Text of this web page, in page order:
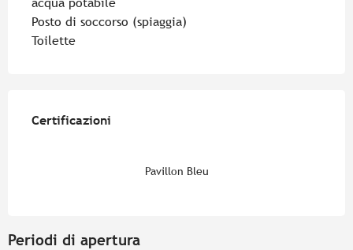
Posto di soccorso (spiaggia)
Toilette
Certificazioni
Certificazioni
Pavillon Bleu
Periodi di apertura